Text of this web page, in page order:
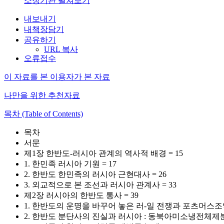
내보내기
내책장담기
공유하기
URL 복사
오류접수
이 자료를 본 이용자가 본 자료
나만을 위한 추천자료
목차 (Table of Contents)
목차
서문
제1장 한반도-러시아 관계의 역사적 배경 = 15
1. 한민족 러시아 기원 = 17
2. 한반도 한민족의 러시아 근현대사 = 26
3. 외교적으로 본 조선과 러시아 관계사 = 33
제2장 러시아의 한반도 통사 = 39
1. 한반도의 운명을 바꾸어 놓은 러-일 전쟁과 포츠머스조
2. 한반도 분단사의 진실과 러시아 : 동북아미소냉전체제